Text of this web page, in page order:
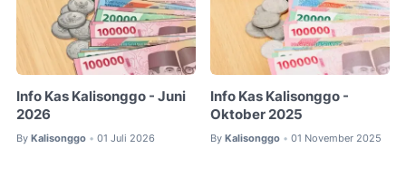
Info Kas Kalisonggo - Juni
2026
By Kalisonggo • 01 Juli 2026
Info Kas Kalisonggo -
Oktober 2025
By Kalisonggo • 01 November 2025